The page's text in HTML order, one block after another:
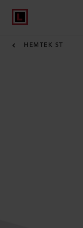
HEMTEK ST